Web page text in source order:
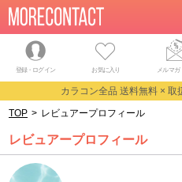
登録・ログイン お気に入り メルマガ
カラコン全品 送料無料 × 取
TOP > レビュアープロフィール
レビュアープロフィール